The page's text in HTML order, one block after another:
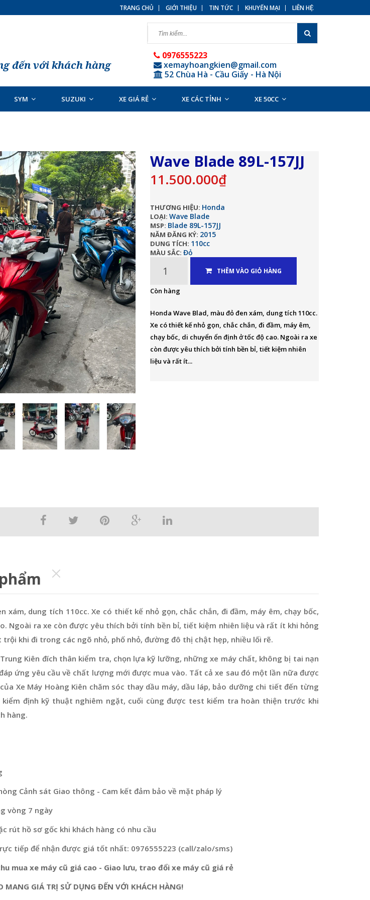
TRANG CHỦ GIỚI THIỆU TIN TỨC KHUYẾN MẠI LIÊN HỆ
đến với khách hàng
0976555223
xemayhoangkien@gmail.com
52 Chùa Hà - Cầu Giấy - Hà Nội
SYM SUZUKI XE GIÁ RẺ XE CÁC TỈNH XE 50CC
Wave Blade 89L-157JJ
11.500.000₫
THƯƠNG HIỆU: Honda
LOẠI:Wave Blade
MSP: Blade 89L-157JJ
NĂM ĐĂNG KÝ: 2015
DUNG TÍCH: 110cc
MÀU SẮC:Đỏ
THÊM VÀO GIỎ HÀNG
Còn hàng
Honda Wave Blad, màu đỏ đen xám, dung tích 110cc.
Xe có thiết kế nhỏ gọn, chắc chắn, đi đầm, máy êm,
chạy bốc, di chuyển ổn định ở tốc độ cao. Ngoài ra xe
còn được yêu thích bởi tính bền bỉ, tiết kiệm nhiên
liệu và rất ít...
xám, dung tích 110cc. Xe có thiết kế nhỏ gọn, chắc chắn, đi đầm, máy êm, chạy bốc,
Ngoài ra xe còn được yêu thích bởi tính bền bỉ, tiết kiệm nhiên liệu và rất ít khi hỏng
khi đi trong các ngõ nhỏ, phố nhỏ, đường đô thị chật hẹp, nhiều lối rẽ.
Kiên đích thân kiểm tra, chọn lựa kỹ lưỡng, những xe máy chất, không bị tai nạn
ứng yêu cầu về chất lượng mới được mua vào. Tất cả xe sau đó một lần nữa được
Xe Máy Hoàng Kiên chăm sóc thay dầu máy, dầu láp, bảo dưỡng chi tiết đến từng
kiểm định kỹ thuật nghiêm ngặt, cuối cùng được test kiểm tra hoàn thiện trước khi
hàng.
Cảnh sát Giao thông - Cam kết đảm bảo về mặt pháp lý
vòng 7 ngày
rút hồ sơ gốc khi khách hàng có nhu cầu
tiếp để nhận được giá tốt nhất: 0976555223 (call/zalo/sms)
mua xe máy cũ giá cao - Giao lưu, trao đổi xe máy cũ giá rẻ
MANG GIÁ TRỊ SỬ DỤNG ĐẾN VỚI KHÁCH HÀNG!